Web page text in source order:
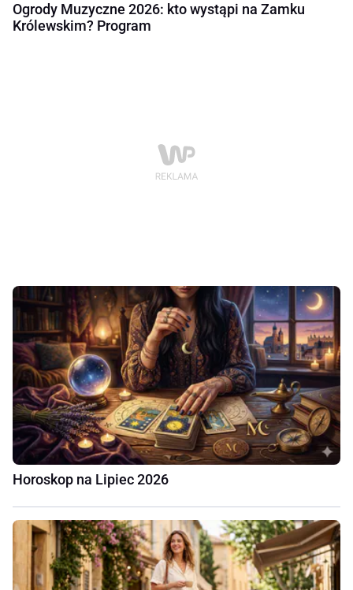
Ogrody Muzyczne 2026: kto wystąpi na Zamku
Królewskim? Program
Horoskop na Lipiec 2026